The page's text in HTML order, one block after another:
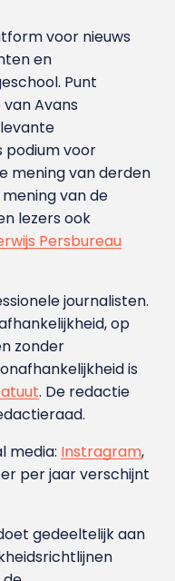
voor nieuws
en
Punt
Avans
podium voor
mening van derden
van de
lezers ook
Persbureau
journalisten.
op
zonder
is
. De redactie
media: Instragram,
per jaar verschijnt
gedeeltelijk aan